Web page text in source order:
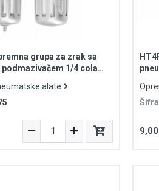
grupa za zrak sa
1/4 cola
alate